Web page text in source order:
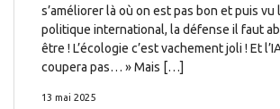
s’améliorer là où on est pas bon et puis
politique international, la défense il faut
être ! L’écologie c’est vachement joli ! Et
coupera pas… » Mais […]
13 mai 2025